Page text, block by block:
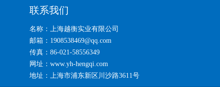
联系我们
名称：上海越衡实业有限公司
邮箱：1908538469@qq.com
传真：86-021-58556349
网址：www.yh-hengqi.com
地址：上海市浦东新区川沙路3611号